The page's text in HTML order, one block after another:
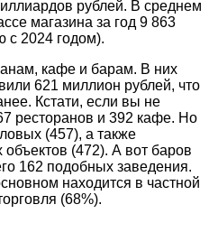
рублей. В среднем
магазина за год 9 863
с 2024 годом).
кафе и барам. В них
621 миллион рублей, что
Кстати, если вы не
ресторанов и 392 кафе. Но
(457), а также
(472). А вот баров
162 подобных заведения.
находится в частной
(68%).